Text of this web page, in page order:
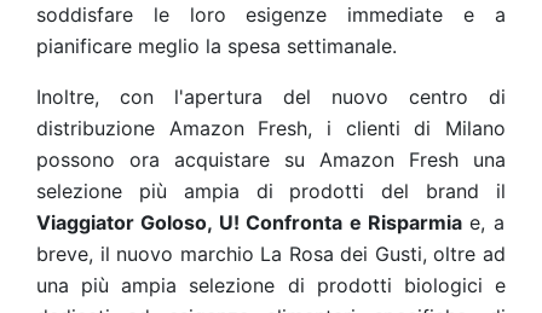
soddisfare le loro esigenze immediate e a
pianificare meglio la spesa settimanale.
Inoltre, con l'apertura del nuovo centro di
distribuzione Amazon Fresh, i clienti di Milano
possono ora acquistare su Amazon Fresh una
selezione più ampia di prodotti del brand il
Viaggiator Goloso, U! Confronta e Risparmiae, a
breve, il nuovo marchio La Rosa dei Gusti, oltre ad
una più ampia selezione di prodotti biologici e